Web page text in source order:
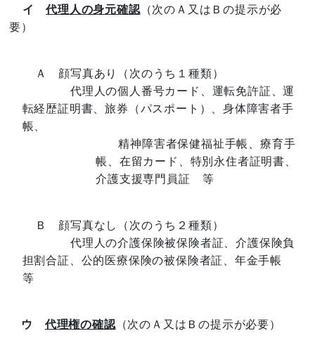
イ代理人の身元確認 （次のＡ又はＢの提示が必
要）
Ａ 顔写真あり（次のうち１種類）
代理人の個人番号カード、運転免許証、運
転経歴証明書、旅券（パスポート）、身体障害者手
帳、
精神障害者保健福祉手帳、療育手
帳、在留カード、特別永住者証明書、
介護支援専門員証
等
Ｂ 顔写真なし（次のうち２種類）
代理人の介護保険被保険者証、介護保険負
担割合証、公的医療保険の被保険者証、年金手帳
等
ウ 代理権の確認 （次のＡ又はＢの提示が必要）